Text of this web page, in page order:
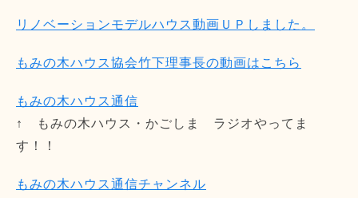
リノベーションモデルハウス動画ＵＰしました。
もみの木ハウス協会竹下理事長の動画はこちら
もみの木ハウス通信
↑ もみの木ハウス・かごしま ラジオやってま
す！！
もみの木ハウス通信チャンネル